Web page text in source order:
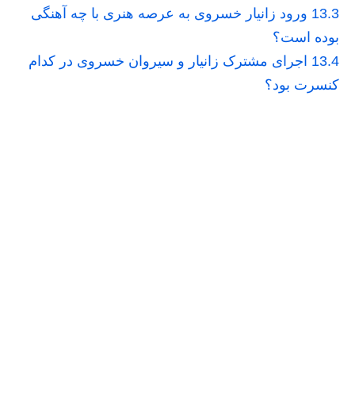
13.3 ورود زانیار خسروی به عرصه هنری با چه آهنگی
بوده است؟
13.4 اجرای مشترک زانیار و سیروان خسروی در کدام
کنسرت بود؟